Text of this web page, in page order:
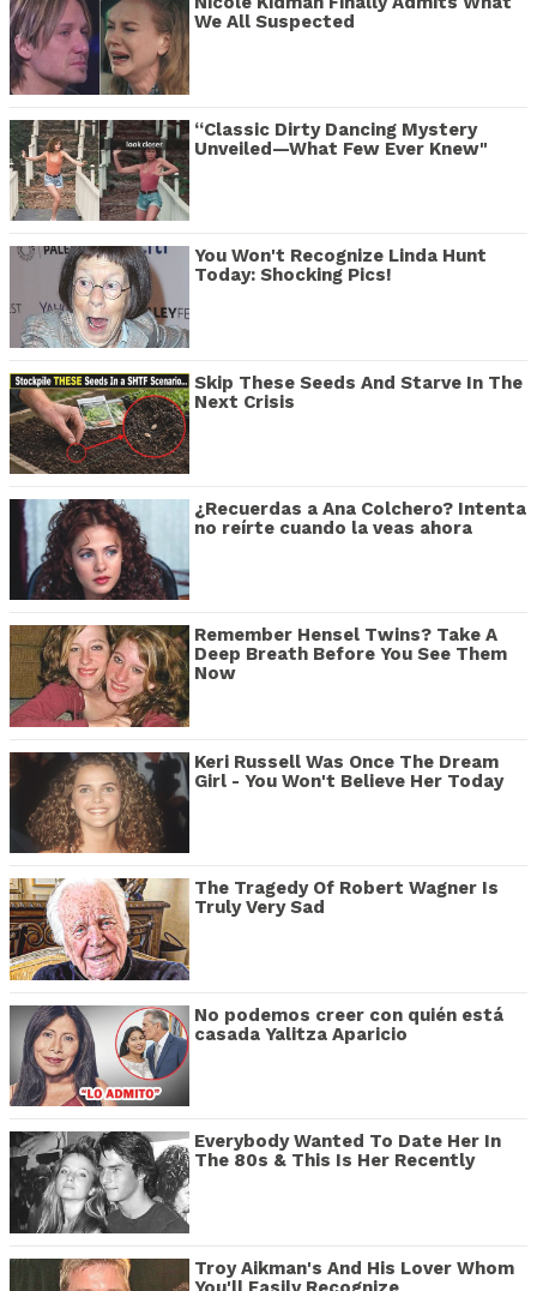
We All Suspected
“Classic Dirty Dancing Mystery
Unveiled—What Few Ever Knew"
You Won't Recognize Linda Hunt
Today: Shocking Pics!
Skip These Seeds And Starve In The
Next Crisis
¿Recuerdas a Ana Colchero? Intenta
no reírte cuando la veas ahora
Remember Hensel Twins? Take A
Deep Breath Before You See Them
Now
Keri Russell Was Once The Dream
Girl - You Won't Believe Her Today
The Tragedy Of Robert Wagner Is
Truly Very Sad
No podemos creer con quién está
casada Yalitza Aparicio
Everybody Wanted To Date Her In
The 80s & This Is Her Recently
Troy Aikman's And His Lover Whom